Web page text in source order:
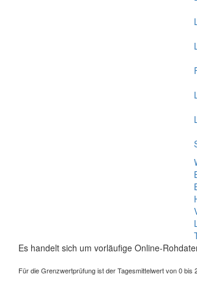
Es handelt sich um vorläufige Online-
Für die Grenzwertprüfung ist der Tagesmittelwert von 0